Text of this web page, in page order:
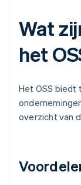
Wat
het
Het OSS biedt
overzicht van